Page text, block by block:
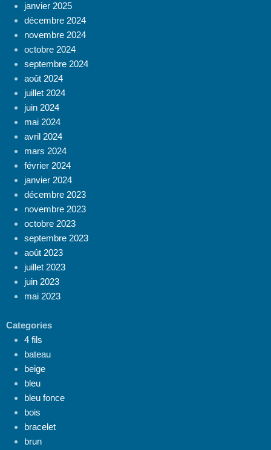
janvier 2025
décembre 2024
novembre 2024
octobre 2024
septembre 2024
août 2024
juillet 2024
juin 2024
mai 2024
avril 2024
mars 2024
février 2024
janvier 2024
décembre 2023
novembre 2023
octobre 2023
septembre 2023
août 2023
juillet 2023
juin 2023
mai 2023
Categories
4 fils
bateau
beige
bleu
bleu fonce
bois
bracelet
brun